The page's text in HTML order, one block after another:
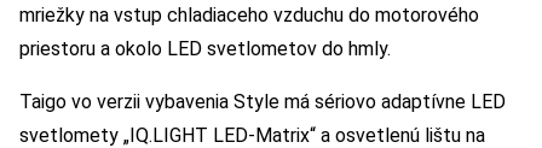
mriežky na vstup chladiaceho vzduchu do motorového
priestoru a okolo LED svetlometov do hmly.
Taigo vo verzii vybavenia Style má sériovo adaptívne LED
svetlomety „IQ.LIGHT LED-Matrix“ a osvetlenú lištu na